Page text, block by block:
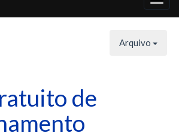
Arquivo
de